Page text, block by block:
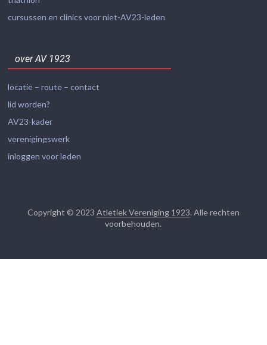
cursussen en clinics voor niet-AV23-leden
over AV 1923
locatie – route – contact
lid worden?
AV23-kader
verenigingswerk
inloggen voor leden
Copyright © 2023 Atletiek Vereniging 1923. Alle rechten
voorbehouden.